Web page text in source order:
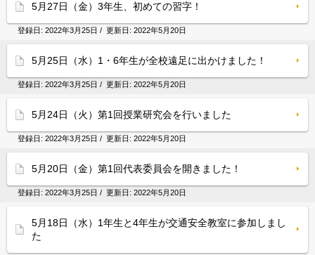
5月27日（金）3年生、初めての習字！
登録日: 2022年3月25日 / 更新日: 2022年5月20日
5月25日（水）1・6年生が全校遠足に出かけました！
登録日: 2022年3月25日 / 更新日: 2022年5月20日
5月24日（火）第1回授業研究会を行いました
登録日: 2022年3月25日 / 更新日: 2022年5月20日
5月20日（金）第1回代表委員会を開きました！
登録日: 2022年3月25日 / 更新日: 2022年5月20日
5月18日（水）1年生と4年生が交通安全教室に参加しまし
た